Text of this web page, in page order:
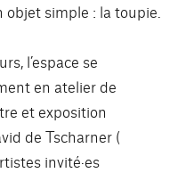
simple : la toupie.
l’espace se
en atelier de
et exposition
de Tscharner (
invité·es